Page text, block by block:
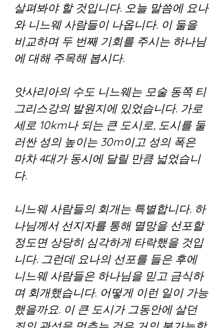
살펴봐야 할 것입니다. 오늘 말씀에 요나
와 니느웨 사람들이 나옵니다. 이 둘을
비교하며 두 번째 기회를 주시는 하나님
에 대해 주목해 봅시다.
앗사리아의 수도 니느웨는 모술 동쪽 티
그리스강의 발원지에 있었습니다. 가로
세로 10km나 되는 큰 도시로, 도시를 둘
러싼 성의 높이는 30m이고 성의 폭은
마차 4대가 동시에 달릴 만큼 넓었습니
다.
니느웨 사람들의 회개는 특별합니다. 하
나님께서 선지자를 통해 멸망을 선포할
정도면 상당히 심각하게 타락했을 것입
니다. 그런데 요나의 선포를 들은 후에
니느웨 사람들은 하나님을 믿고 금식하
며 회개했습니다. 어떻게 이런 일이 가능
했을까요. 이 큰 도시가 그동안에 살던